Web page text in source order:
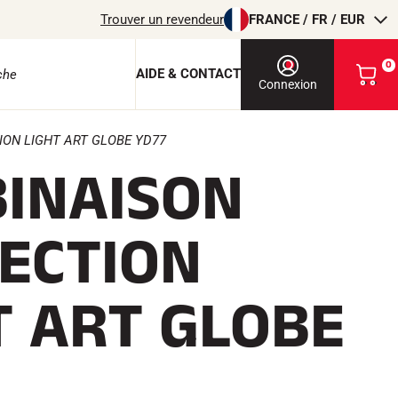
Trouver un revendeur FRANCE / FR / EUR
EQUITATION
AIDE & CONTACT
Connexion
0
V
i
LIGHT ART GLOBE YD77
ART GLOBE